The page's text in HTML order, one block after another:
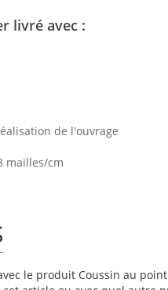
livré avec :
de l'ouvrage
mailles/cm
le produit Coussin au